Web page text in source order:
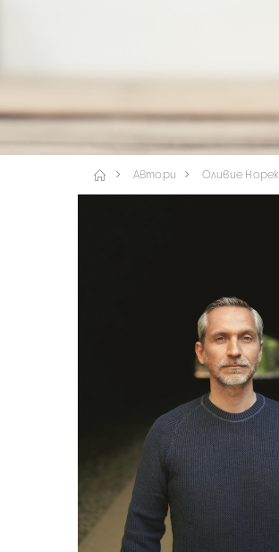
Автори Оливие Норек